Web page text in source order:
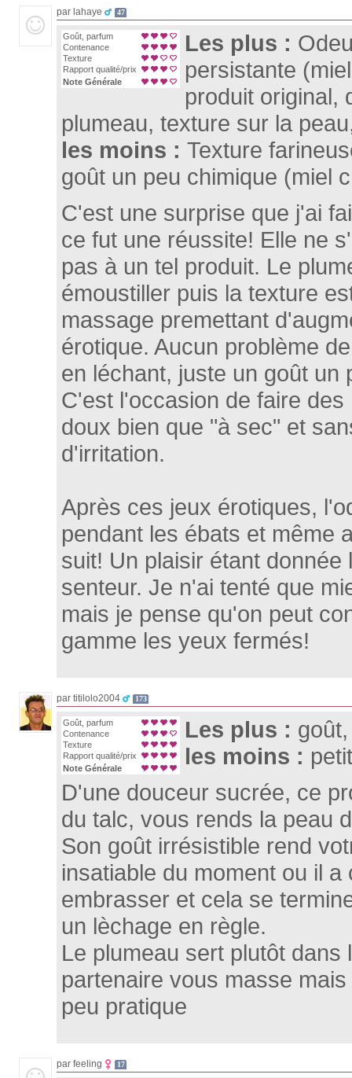
par lahaye 47
Goût, parfum
Contenance
Texture
Rapport qualité/prix
Note Générale
Les plus :
persistante
produit original,
plumeau, texture sur la
les moins : Texture
goût un peu chimique (miel
C'est une surprise que j'ai
ce fut une réussite! Elle ne
pas à un tel produit. Le
émoustiller puis la texture
massage premettant
érotique. Aucun problème
en léchant, juste un goût un
C'est l'occasion de faire
doux bien que "à sec" et
d'irritation.
Après ces jeux érotiques,
pendant les ébats et même
suit! Un plaisir étant donnée
senteur. Je n'ai tenté que
mais je pense qu'on peut
gamme les yeux fermés!
par titilolo2004 173
Goût, parfum
Contenance
Texture
Rapport qualité/prix
Note Générale
Les plus :
les moins :
D'une douceur sucrée, ce
du talc, vous rends la peau
Son goût irrésistible rend
insatiable du moment ou il
embrasser et cela se
un lèchage en règle.
Le plumeau sert plutôt dans
partenaire vous masse
peu pratique
par feeling 17